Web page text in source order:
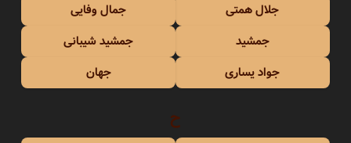
جلال همتی
جمال وفایی
جمشید
جمشید شیبانی
جواد یساری
جهان
ح